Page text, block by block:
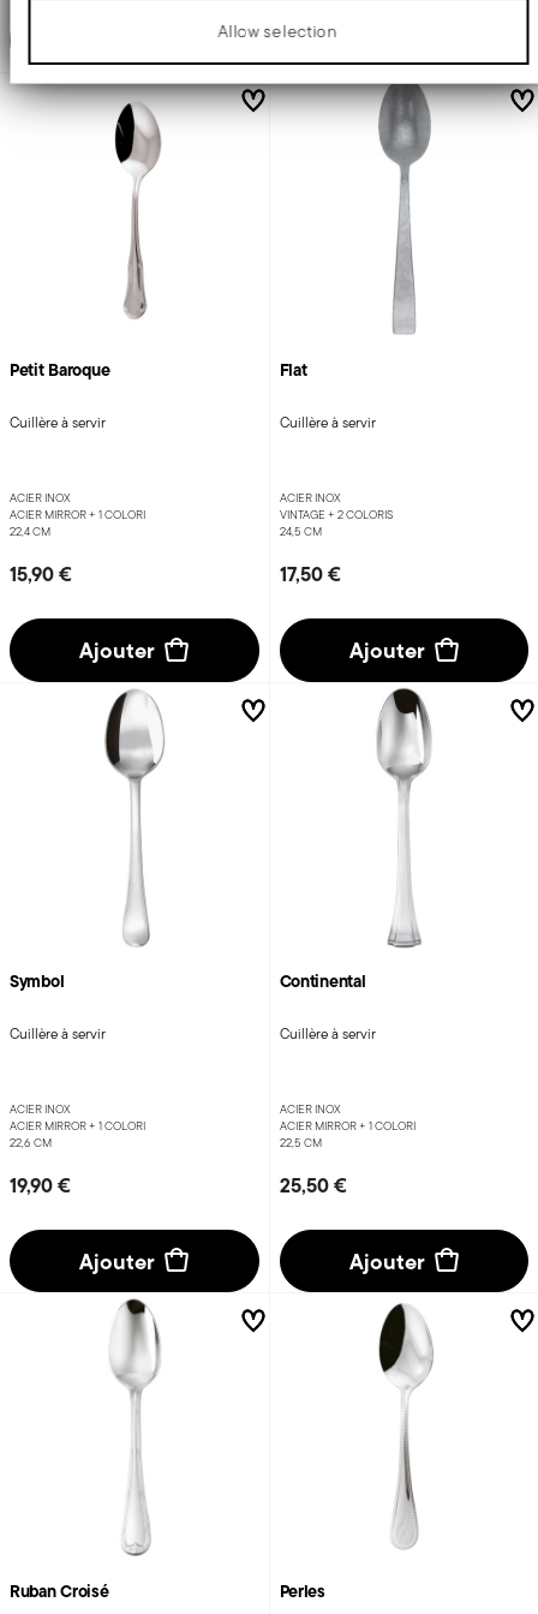
Allow selection
Petit Baroque
Cuillère à servir
ACIER INOX
ACIER MIRROR + 1 COLORI
22,4 CM
15,90 €
Ajouter
Flat
Cuillère à servir
ACIER INOX
VINTAGE + 2 COLORIS
24,5 CM
17,50 €
Ajouter
Symbol
Cuillère à servir
ACIER INOX
ACIER MIRROR + 1 COLORI
22,6 CM
19,90 €
Ajouter
Continental
Cuillère à servir
ACIER INOX
ACIER MIRROR + 1 COLORI
22,5 CM
25,50 €
Ajouter
Ruban Croisé Perles